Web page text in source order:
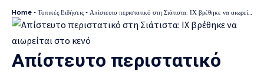
Home - Τοπικές Ειδήσεις - Απίστευτο περιστατικό στη Σιάτιστα: ΙΧ βρέθηκε να αιωρείται στο κενό
Απίστευτο περιστατικό